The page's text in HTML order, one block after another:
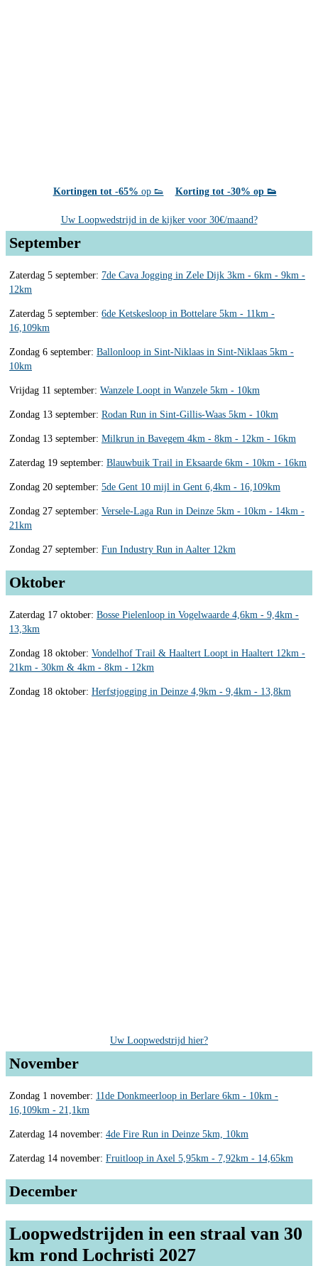
Kortingen tot -65% op 👟 Korting tot -30% op 👟
Uw Loopwedstrijd in de kijker voor 30€/maand?
September
Zaterdag 5 september: 7de Cava Jogging in Zele Dijk 3km - 6km - 9km -
12km
Zaterdag 5 september: 6de Ketskesloop in Bottelare 5km - 11km -
16,109km
Zondag 6 september: Ballonloop in Sint-Niklaas in Sint-Niklaas 5km -
10km
Vrijdag 11 september: Wanzele Loopt in Wanzele 5km - 10km
Zondag 13 september: Rodan Run in Sint-Gillis-Waas 5km - 10km
Zondag 13 september: Milkrun in Bavegem 4km - 8km - 12km - 16km
Zaterdag 19 september: Blauwbuik Trail in Eksaarde 6km - 10km - 16km
Zondag 20 september: 5de Gent 10 mijl in Gent 6,4km - 16,109km
Zondag 27 september: Versele-Laga Run in Deinze 5km - 10km - 14km -
21km
Zondag 27 september: Fun Industry Run in Aalter 12km
Oktober
Zaterdag 17 oktober: Bosse Pielenloop in Vogelwaarde 4,6km - 9,4km -
13,3km
Zondag 18 oktober: Vondelhof Trail & Haaltert Loopt in Haaltert 12km -
21km - 30km & 4km - 8km - 12km
Zondag 18 oktober: Herfstjogging in Deinze 4,9km - 9,4km - 13,8km
Uw Loopwedstrijd hier?
November
Zondag 1 november: 11de Donkmeerloop in Berlare 6km - 10km -
16,109km - 21,1km
Zaterdag 14 november: 4de Fire Run in Deinze 5km, 10km
Zaterdag 14 november: Fruitloop in Axel 5,95km - 7,92km - 14,65km
December
Loopwedstrijden in een straal van 30
km rond Lochristi 2027